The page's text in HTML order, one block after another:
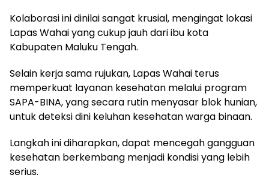
Kolaborasi ini dinilai sangat krusial, mengingat lokasi
Lapas Wahai yang cukup jauh dari ibu kota
Kabupaten Maluku Tengah.
Selain kerja sama rujukan, Lapas Wahai terus
memperkuat layanan kesehatan melalui program
SAPA-BINA, yang secara rutin menyasar blok hunian,
untuk deteksi dini keluhan kesehatan warga binaan.
Langkah ini diharapkan, dapat mencegah gangguan
kesehatan berkembang menjadi kondisi yang lebih
serius.